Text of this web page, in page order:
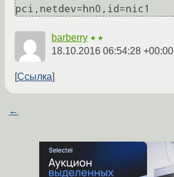
barberry ★★
18.10.2016 06:54:28 +00:00
Ссылка
←